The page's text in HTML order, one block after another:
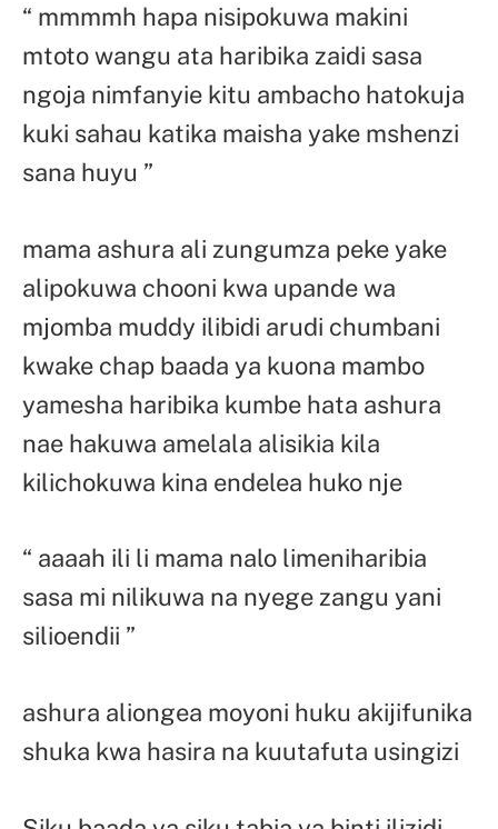
“ mmmmh hapa nisipokuwa makini
mtoto wangu ata haribika zaidi sasa
ngoja nimfanyie kitu ambacho hatokuja
kuki sahau katika maisha yake mshenzi
sana huyu ”
mama ashura ali zungumza peke yake
alipokuwa chooni kwa upande wa
mjomba muddy ilibidi arudi chumbani
kwake chap baada ya kuona mambo
yamesha haribika kumbe hata ashura
nae hakuwa amelala alisikia kila
kilichokuwa kina endelea huko nje
“ aaaah ili li mama nalo limeniharibia
sasa mi nilikuwa na nyege zangu yani
silioendii ”
ashura aliongea moyoni huku akijifunika
shuka kwa hasira na kuutafuta usingizi